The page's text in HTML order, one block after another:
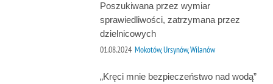
Poszukiwana przez wymiar
sprawiedliwości, zatrzymana przez
dzielnicowych
01.08.2024 Mokotów, Ursynów, Wilanów
„Kręci mnie bezpieczeństwo nad wodą”